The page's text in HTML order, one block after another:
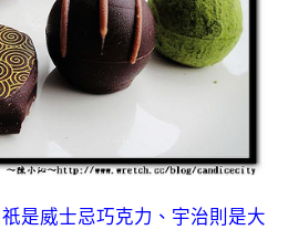
是威士忌巧克力、宇治則是大